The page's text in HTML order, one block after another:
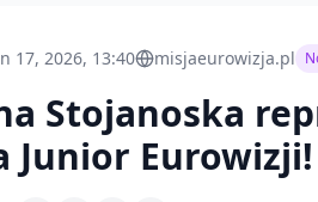
17, 2026, 13:40 misjaeurowizja.pl
Stojanoska
Junior Eurowizji!